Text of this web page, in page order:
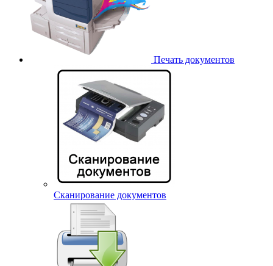
Печать документов
Сканирование документов